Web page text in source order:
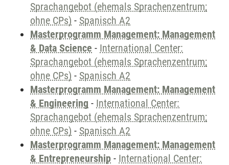
Sprachangebot (ehemals Sprachenzentrum;
ohne CPs) - Spanisch A2
Masterprogramm Management: Management
& Data Science - International Center:
Sprachangebot (ehemals Sprachenzentrum;
ohne CPs) - Spanisch A2
Masterprogramm Management: Management
& Engineering - International Center:
Sprachangebot (ehemals Sprachenzentrum;
ohne CPs) - Spanisch A2
Masterprogramm Management: Management
& Entrepreneurship - International Center: